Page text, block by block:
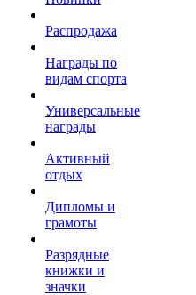
Распродажа
Награды по
видам спорта
Универсальные
награды
Активный
отдых
Дипломы и
грамоты
Разрядные
книжки и
значки